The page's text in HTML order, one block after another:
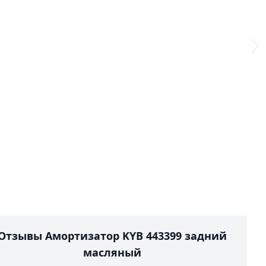
Амортизатор KYB 443399 задний
масляный